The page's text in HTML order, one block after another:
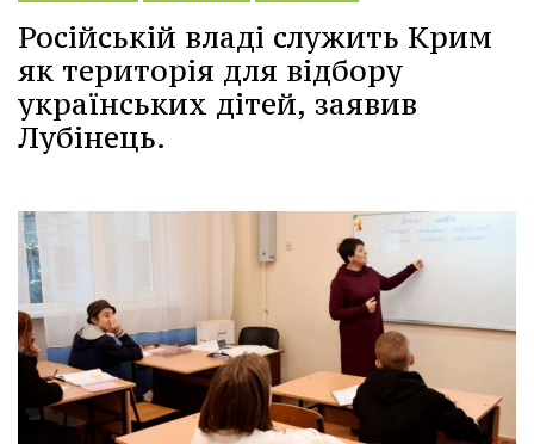
Російській владі служить Крим
як територія для відбору
українських дітей, заявив
Лубінець.